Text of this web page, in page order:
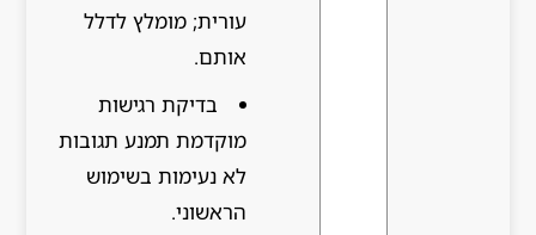
עורית; מומלץ לדלל
אותם.
בדיקת רגישות
מוקדמת תמנע תגובות
לא נעימות בשימוש
הראשוני.